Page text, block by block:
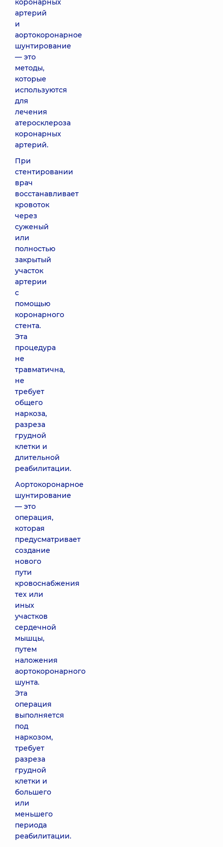
коронарных
артерий
и
аортокоронарное
шунтирование
— это
методы,
которые
используются
для
лечения
атеросклероза
коронарных
артерий.
При
стентировании
врач
восстанавливает
кровоток
через
суженый
или
полностью
закрытый
участок
артерии
с
помощью
коронарного
стента.
Эта
процедура
не
травматична,
не
требует
общего
наркоза,
разреза
грудной
клетки и
длительной
реабилитации.
Аортокоронарное
шунтирование
— это
операция,
которая
предусматривает
создание
нового
пути
кровоснабжения
тех или
иных
участков
сердечной
мышцы,
путем
наложения
аортокоронарного
шунта.
Эта
операция
выполняется
под
наркозом,
требует
разреза
грудной
клетки и
большего
или
меньшего
периода
реабилитации.